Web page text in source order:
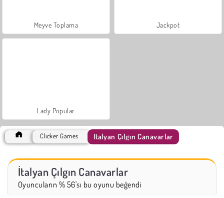
Meyve Toplama Jackpot
Lady Popular
Clicker Games İtalyan Çılgın Canavarlar
İtalyan Çılgın Canavarlar
Oyuncuların % 56'sı bu oyunu beğendi